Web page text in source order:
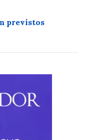
previstos